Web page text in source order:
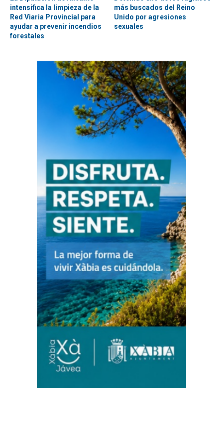
intensifica la limpieza de la
Red Viaria Provincial para
ayudar a prevenir incendios
forestales
más buscados del Reino
Unido por agresiones
sexuales